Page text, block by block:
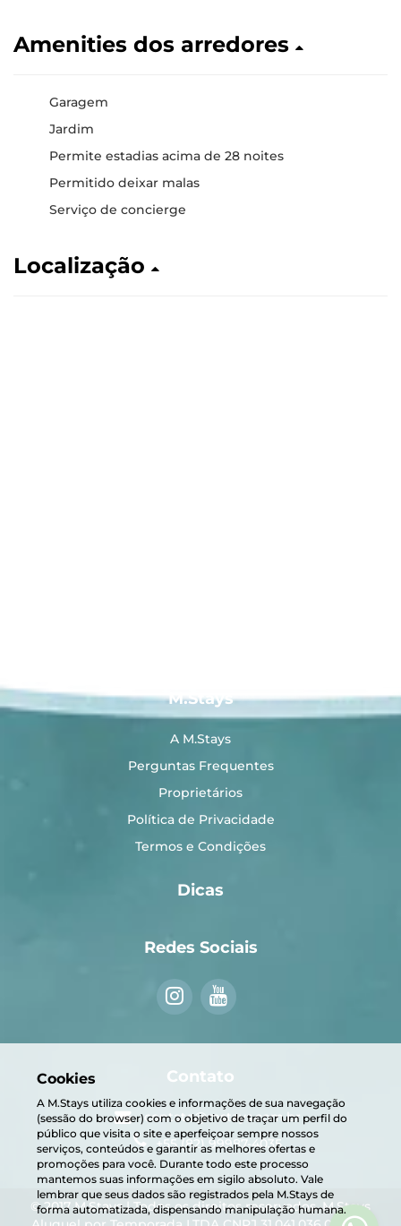
Amenities dos arredores
Garagem
Jardim
Permite estadias acima de 28 noites
Permitido deixar malas
Serviço de concierge
Localização
M.Stays
A M.Stays
Perguntas Frequentes
Proprietários
Política de Privacidade
Termos e Condições
Dicas
Redes Sociais
Contato
contato@mstays.com.br
+55 (82) 99987-4035
© 2017 M.Stays | Todos os direitos reservados. M.Stays
Cookies
A M.Stays utiliza cookies e informações de sua navegação
(sessão do browser) com o objetivo de traçar um perfil do
público que visita o site e aperfeiçoar sempre nossos
serviços, conteúdos e garantir as melhores ofertas e
promoções para você. Durante todo este processo
mantemos suas informações em sigilo absoluto. Vale
lembrar que seus dados são registrados pela M.Stays de
forma automatizada, dispensando manipulação humana.